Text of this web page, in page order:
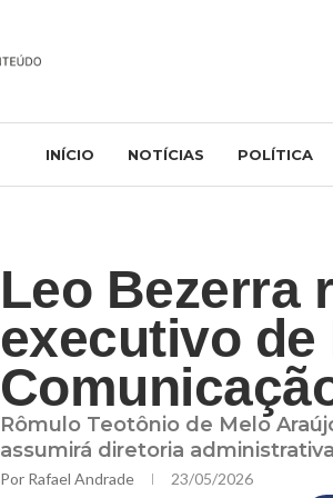
INÍCIO NOTÍCIAS POLÍTICA
Leo Bezerra
executivo de
Rômulo Teotônio de Melo
assumirá diretoria
Por Rafael Andrade 23/05/2026